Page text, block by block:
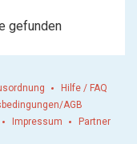
gefunden
Hilfe / FAQ
AGB
Impressum Partner